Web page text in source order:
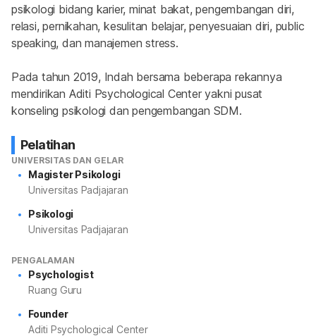
psikologi bidang karier, minat bakat, pengembangan diri,
relasi, pernikahan, kesulitan belajar, penyesuaian diri, public
speaking, dan manajemen stress.
Pada tahun 2019, Indah bersama beberapa rekannya
mendirikan Aditi Psychological Center yakni pusat
konseling psikologi dan pengembangan SDM.
Pelatihan
UNIVERSITAS DAN GELAR
Magister Psikologi
Universitas Padjajaran
Psikologi
Universitas Padjajaran
PENGALAMAN
Psychologist
Ruang Guru
Founder
Aditi Psychological Center